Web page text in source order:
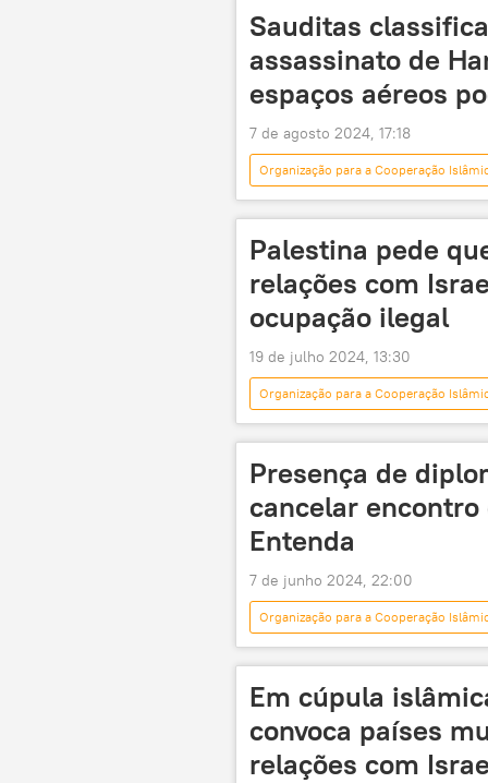
Sauditas
assassinato de
espaços aéreos
7 de agosto 2024, 17:18
Organização para a Cooperação
Irã
Israel Teerã
Cairo
Palestina pede
relações com
ocupação ilegal
19 de julho 2024, 13:30
Organização para a Cooperação
Mundo
Israel
Tribunal de Haia
Presença de
cancelar encontro
Entenda
7 de junho 2024, 22:00
Organização para a Cooperação
Javier Milei
Diana Mondino
Em cúpula
convoca países
relações com